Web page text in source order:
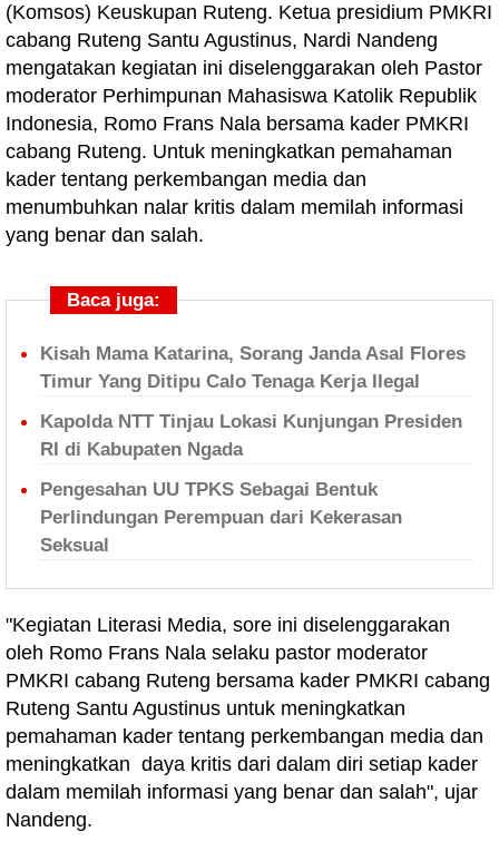
(Komsos) Keuskupan Ruteng. Ketua presidium PMKRI
cabang Ruteng Santu Agustinus, Nardi Nandeng
mengatakan kegiatan ini diselenggarakan oleh Pastor
moderator Perhimpunan Mahasiswa Katolik Republik
Indonesia, Romo Frans Nala bersama kader PMKRI
cabang Ruteng. Untuk meningkatkan pemahaman
kader tentang perkembangan media dan
menumbuhkan nalar kritis dalam memilah informasi
yang benar dan salah.
Baca juga:
Kisah Mama Katarina, Sorang Janda Asal Flores
Timur Yang Ditipu Calo Tenaga Kerja Ilegal
Kapolda NTT Tinjau Lokasi Kunjungan Presiden
RI di Kabupaten Ngada
Pengesahan UU TPKS Sebagai Bentuk
Perlindungan Perempuan dari Kekerasan
Seksual
"Kegiatan Literasi Media, sore ini diselenggarakan
oleh Romo Frans Nala selaku pastor moderator
PMKRI cabang Ruteng bersama kader PMKRI cabang
Ruteng Santu Agustinus untuk meningkatkan
pemahaman kader tentang perkembangan media dan
meningkatkan daya kritis dari dalam diri setiap kader
dalam memilah informasi yang benar dan salah", ujar
Nandeng.